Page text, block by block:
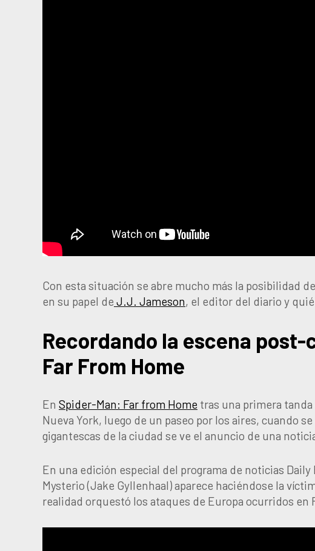
Con esta situación se abre mucho más la posibilidad
en su papel de J.J. Jameson, el editor del diario y
Recordando la escena
Far From Home
En Spider-Man: Far from Home tras una primera
Nueva York, luego de un paseo por los aires, cuando
gigantescas de la ciudad se ve el anuncio de una
En una edición especial del programa de noticias
Mysterio (Jake Gyllenhaal) aparece haciéndose la
realidad orquestó los ataques de Europa ocurridos en